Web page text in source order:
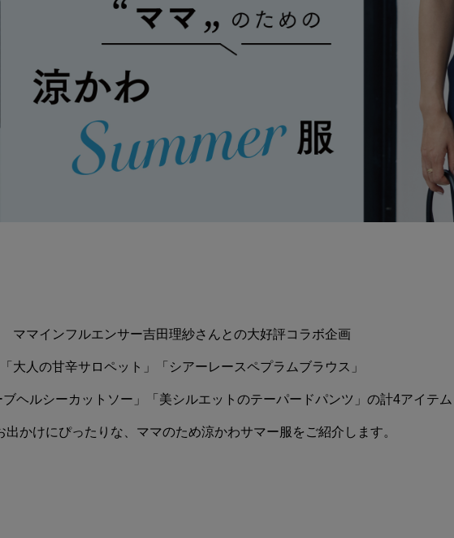
ママインフルエンサー吉田理紗さんとの大好評コラボ企画
「大人の甘辛サロペット」「シアーレースペプラムブラウス」
ヘルシーカットソー」 「美シルエットのテーパードパンツ」の計4アイテム
出かけにぴったりな、 ママのため涼かわサマー服をご紹介します。